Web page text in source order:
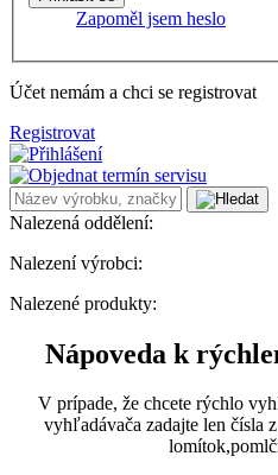
Zapoměl jsem heslo
Účet nemám a chci se registrovat
Registrovat
Nalezená oddělení:
Nalezení výrobci:
Nalezené produkty:
Nápoveda k
V prípade, že chcete rýchlo
vyhľadávača zadajte len čísla